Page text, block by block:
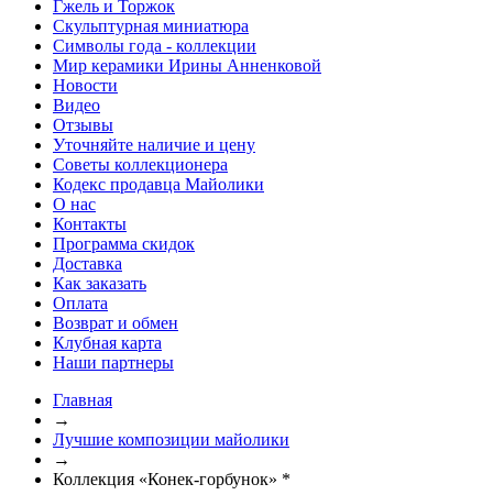
Гжель и Торжок
Скульптурная миниатюра
Символы года - коллекции
Мир керамики Ирины Анненковой
Новости
Видео
Отзывы
Уточняйте наличие и цену
Советы коллекционера
Кодекс продавца Майолики
О нас
Контакты
Программа скидок
Доставка
Как заказать
Оплата
Возврат и обмен
Клубная карта
Наши партнеры
Главная
→
Лучшие композиции майолики
→
Коллекция «Конек-горбунок» *